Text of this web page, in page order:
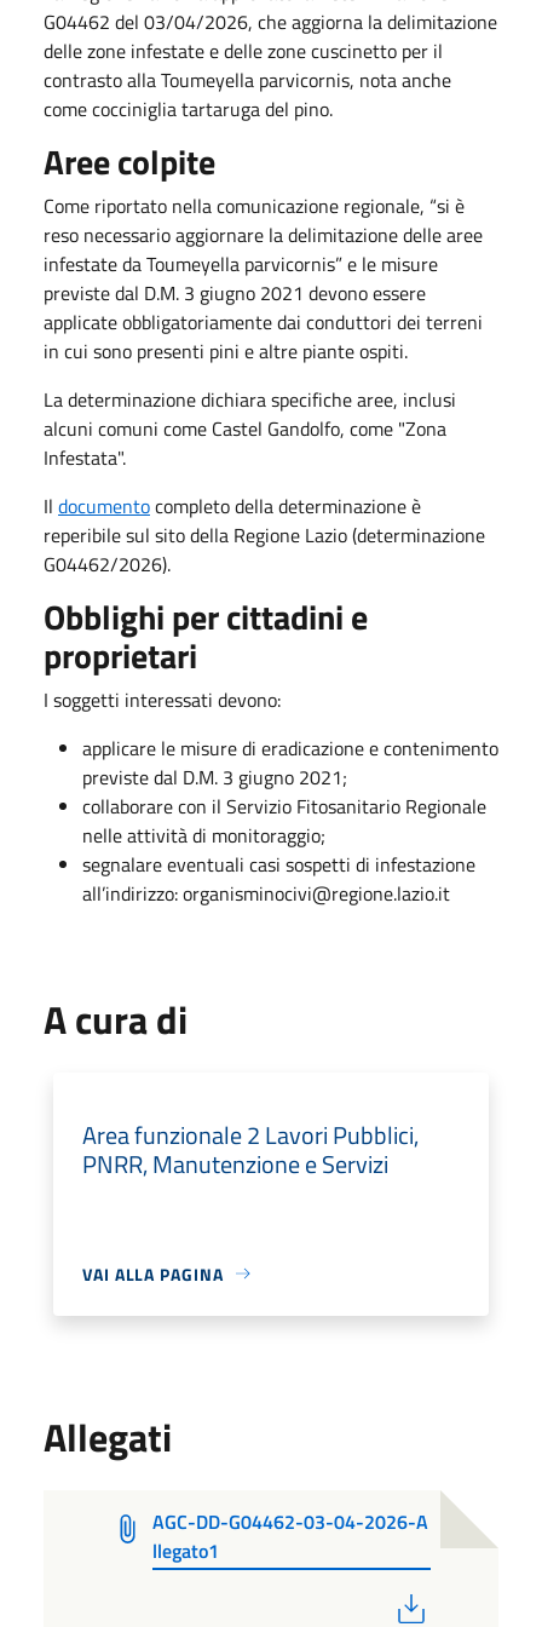
G04462 del 03/04/2026, che aggiorna la delimitazione
delle zone infestate e delle zone cuscinetto per il
contrasto alla Toumeyella parvicornis, nota anche
come cocciniglia tartaruga del pino.
Aree colpite
Come riportato nella comunicazione regionale, “si è
reso necessario aggiornare la delimitazione delle aree
infestate da Toumeyella parvicornis” e le misure
previste dal D.M. 3 giugno 2021 devono essere
applicate obbligatoriamente dai conduttori dei terreni
in cui sono presenti pini e altre piante ospiti.
La determinazione dichiara specifiche aree, inclusi
alcuni comuni come Castel Gandolfo, come "Zona
Infestata".
Il documentocompleto della determinazione è
reperibile sul sito della Regione Lazio (determinazione
G04462/2026).
Obblighi per cittadini e
proprietari
I soggetti interessati devono:
applicare le misure di eradicazione e contenimento
previste dal D.M. 3 giugno 2021;
collaborare con il Servizio Fitosanitario Regionale
nelle attività di monitoraggio;
segnalare eventuali casi sospetti di infestazione
all’indirizzo: organisminocivi@regione.lazio.it
A cura di
Area funzionale 2 Lavori Pubblici,
PNRR, Manutenzione e Servizi
VAI ALLA PAGINA
Allegati
AGC-DD-G04462-03-04-2026-A
llegato1